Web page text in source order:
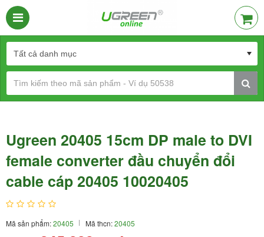
Ugreen 20405 15cm DP male to DVI
female converter đầu chuyển đổi
cable cáp 20405 10020405
Mã sản phẩm:20405 Mã thcn:20405